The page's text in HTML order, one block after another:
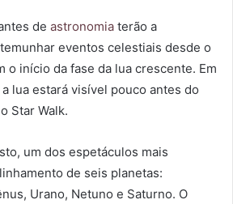
de astronomia terão a
eventos celestiais desde o
o início da fase da lua crescente. Em
lua estará visível pouco antes do
Star Walk.
um dos espetáculos mais
de seis planetas:
Urano, Netuno e Saturno. O